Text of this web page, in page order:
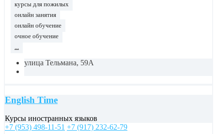
курсы для пожилых
онлайн занятия
онлайн обучение
очное обучение
...
улица Тельмана, 59А
English Time
Курсы иностранных языков
+7 (953) 498-11-51 +7 (917) 232-62-79